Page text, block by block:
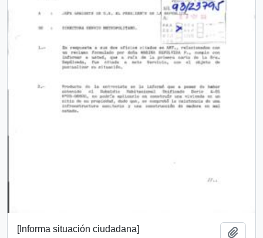
[Informa situación ciudadana]